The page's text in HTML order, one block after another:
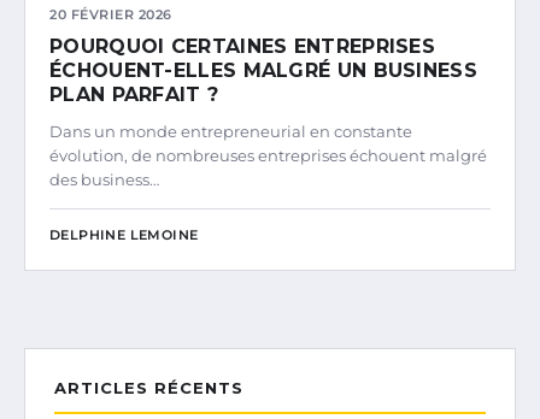
20 FÉVRIER 2026
POURQUOI CERTAINES ENTREPRISES
ÉCHOUENT-ELLES MALGRÉ UN BUSINESS
PLAN PARFAIT ?
Dans un monde entrepreneurial en constante
évolution, de nombreuses entreprises échouent malgré
des business…
DELPHINE LEMOINE
ARTICLES RÉCENTS